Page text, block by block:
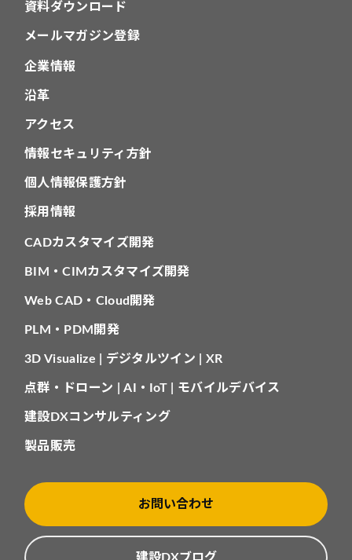
資料ダウンロード
メールマガジン登録
企業情報
沿革
アクセス
情報セキュリティ方針
個人情報保護方針
採用情報
CADカスタマイズ開発
BIM・CIMカスタマイズ開発
Web CAD・Cloud開発
PLM・PDM開発
3D Visualize | デジタルツイン | XR
点群・ドローン | AI・IoT | モバイルデバイス
建設DXコンサルティング
製品販売
お問い合わせ